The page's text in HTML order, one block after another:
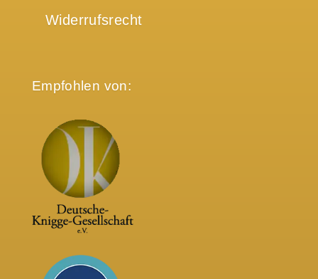
Widerrufsrecht
Empfohlen von: